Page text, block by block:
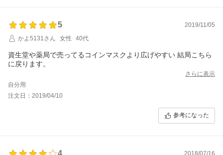
5
2019/11/05
かよ5131さん
女性 40代
資生堂や薬局で売ってるコインマスクより広げやすい 結局こちら
に戻ります。
さらに表示
自分用
注文日：2019/04/10
参考になった
4
2018/07/16